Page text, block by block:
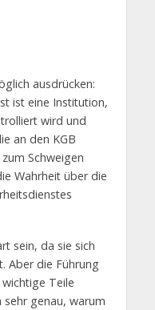
ausdrücken:
ist eine Institution,
wird und
an den KGB
Schweigen
Wahrheit über die
sein, da sie sich
Aber die Führung
Teile
genau, warum